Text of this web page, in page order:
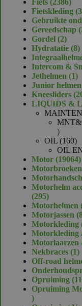
Fiets 2386
Fietskleding
Gebruikte
Gereedschap
Gordel 22
Hydratatie 88
Intercom &
Jethelmen 11
Junior helmen
Kneesliders
LIQUIDS &
12
OIL 160160
OIL
Motor 19064
Motorbroeken
Motorhelm
295295
producten
Motorhelmen
Motorjassen
Motorkleding
Motorkleding
Motorlaarzen
Nekbraces 11
Off-road
Opruiming
Opruiming
214